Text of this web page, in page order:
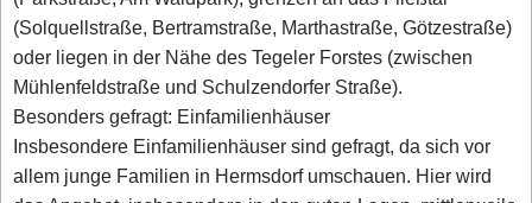
(Solquellstraße, Bertramstraße, Marthastraße, Götzestraße)
oder liegen in der Nähe des Tegeler Forstes (zwischen
Mühlenfeldstraße und Schulzendorfer Straße).
Besonders gefragt: Einfamilienhäuser
Insbesondere Einfamilienhäuser sind gefragt, da sich vor
allem junge Familien in Hermsdorf umschauen. Hier wird